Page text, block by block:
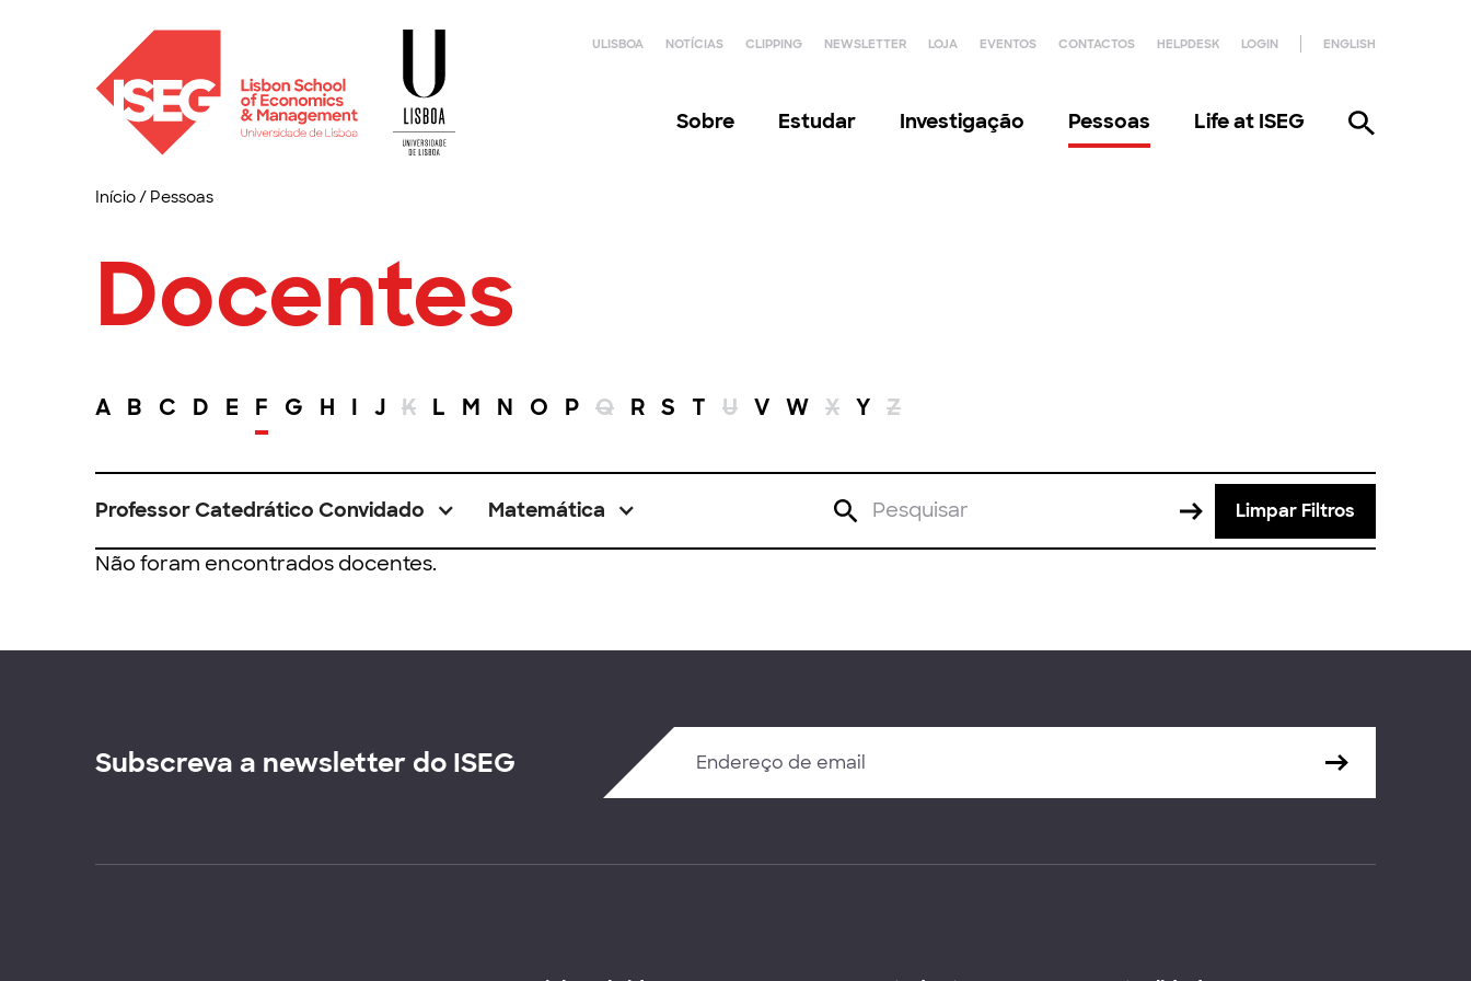
ULISBOA NOTÍCIAS CLIPPING NEWSLETTER LOJA EVENTOS CONTACTOS HELPDESK LOGIN ENGLISH
Sobre Estudar Investigação Pessoas Life at ISEG
Início/ Pessoas
Docentes
A B C D E F G H I J K L M N O P Q R S T U V W X Y Z
Professor Catedrático Convidado Matemática Limpar Filtros
Não foram encontrados docentes.
Subscreva a newsletter do ISEG